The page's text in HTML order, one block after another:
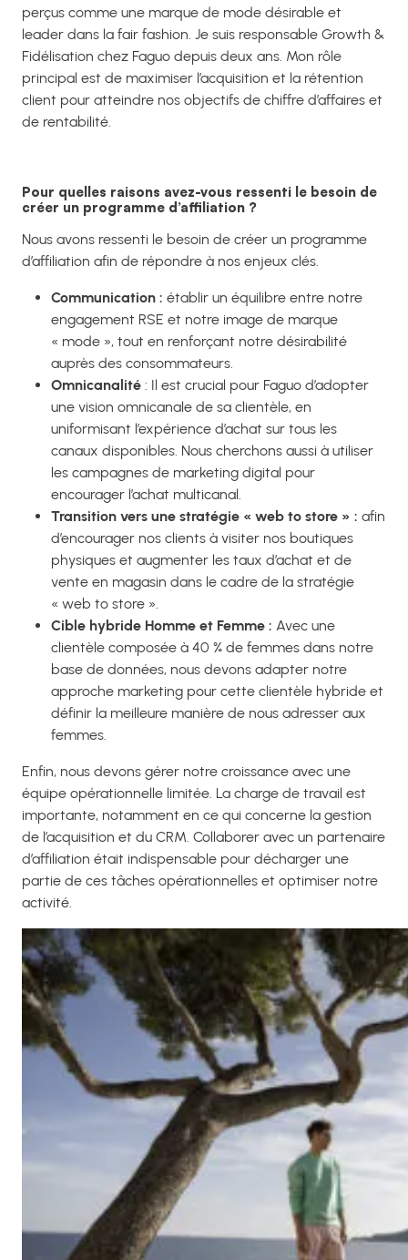
perçus comme une marque de mode désirable et
leader dans la fair fashion. Je suis responsable Growth &
Fidélisation chez Faguo depuis deux ans. Mon rôle
principal est de maximiser l’acquisition et la rétention
client pour atteindre nos objectifs de chiffre d’affaires et
de rentabilité.
Pour quelles raisons avez-vous ressenti le besoin de
créer un programme d’affiliation ?
Nous avons ressenti le besoin de créer un programme
d’affiliation afin de répondre à nos enjeux clés.
Communication : établir un équilibre entre notre
engagement RSE et notre image de marque
« mode », tout en renforçant notre désirabilité
auprès des consommateurs.
Omnicanalité : Il est crucial pour Faguo d’adopter
une vision omnicanale de sa clientèle, en
uniformisant l’expérience d’achat sur tous les
canaux disponibles. Nous cherchons aussi à utiliser
les campagnes de marketing digital pour
encourager l’achat multicanal.
Transition vers une stratégie « web to store » : afin
d’encourager nos clients à visiter nos boutiques
physiques et augmenter les taux d’achat et de
vente en magasin dans le cadre de la stratégie
« web to store ».
Cible hybride Homme et Femme : Avec une
clientèle composée à 40 % de femmes dans notre
base de données, nous devons adapter notre
approche marketing pour cette clientèle hybride et
définir la meilleure manière de nous adresser aux
femmes.
Enfin, nous devons gérer notre croissance avec une
équipe opérationnelle limitée. La charge de travail est
importante, notamment en ce qui concerne la gestion
de l’acquisition et du CRM. Collaborer avec un partenaire
d’affiliation était indispensable pour décharger une
partie de ces tâches opérationnelles et optimiser notre
activité.